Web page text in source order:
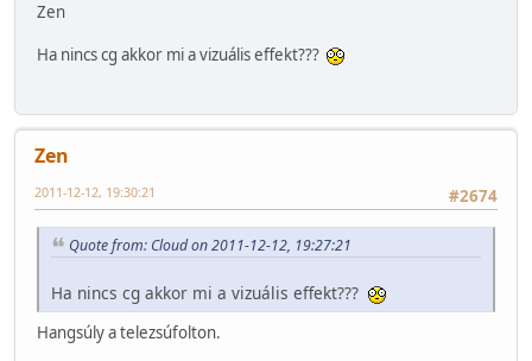
Zen
Ha nincs cg akkor mi a vizuális effekt???
Zen
#2674
2011-12-12, 19:30:21
Quote from: Cloud on 2011-12-12, 19:27:21
Ha nincs cg akkor mi a vizuális effekt???
Hangsúly a telezsúfolton.